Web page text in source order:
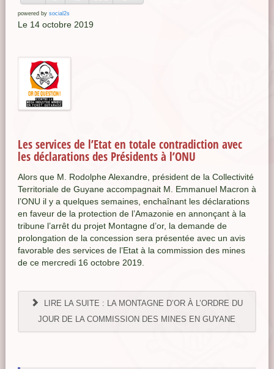
powered by social2s
Le 14 octobre 2019
Les services de l’Etat en totale contradiction avec
les déclarations des Présidents à l’ONU
Alors que M. Rodolphe Alexandre, président de la Collectivité
Territoriale de Guyane accompagnait M. Emmanuel Macron à
l’ONU il y a quelques semaines, enchaînant les déclarations
en faveur de la protection de l’Amazonie en annonçant à la
tribune l’arrêt du projet Montagne d’or, la demande de
prolongation de la concession sera présentée avec un avis
favorable des services de l’Etat à la commission des mines
de ce mercredi 16 octobre 2019.
LIRE LA SUITE : LA MONTAGNE D’OR À L’ORDRE DU
JOUR DE LA COMMISSION DES MINES EN GUYANE